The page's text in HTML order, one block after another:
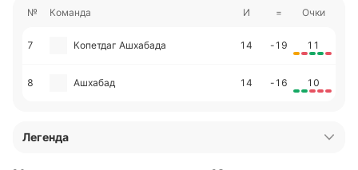
№ Команда И = Очки
7 Копетдаг Ашхабада 14 -19 11
8 Ашхабад 14 -16 10
Легенда